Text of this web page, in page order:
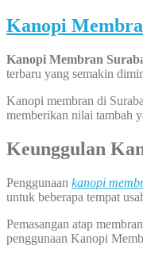
Kanopi
Kanopi Membran
terbaru yang semakin
Kanopi membran di
memberikan nilai tambah
Keunggulan
Penggunaan kanopi
untuk beberapa tempat
Pemasangan atap
penggunaan Kanopi